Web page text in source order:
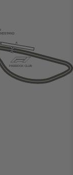
PADDOCK CLUB
A